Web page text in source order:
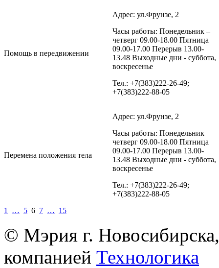
Помощь в передвижении
Адрес: ул.Фрунзе, 2
Часы работы: Понедельник –
четверг 09.00-18.00 Пятница
09.00-17.00 Перерыв 13.00-
13.48 Выходные дни - суббота,
воскресенье
Тел.: +7(383)222-26-49;
+7(383)222-88-05
Перемена положения тела
Адрес: ул.Фрунзе, 2
Часы работы: Понедельник –
четверг 09.00-18.00 Пятница
09.00-17.00 Перерыв 13.00-
13.48 Выходные дни - суббота,
воскресенье
Тел.: +7(383)222-26-49;
+7(383)222-88-05
1
… 5 6 7 … 15
© Мэрия г.
компанией Технологика